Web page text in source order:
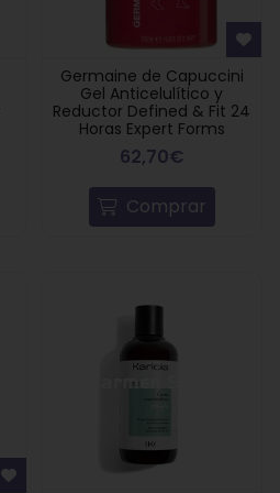
Germaine de Capuccini
Gel Anticelulítico y
Reductor Defined & Fit 24
Horas Expert Forms
62,70€
Comprar